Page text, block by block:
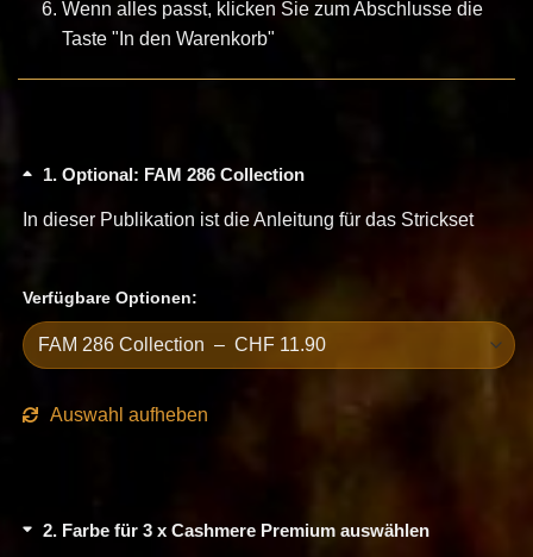
Wenn alles passt, klicken Sie zum Abschlusse die
Taste "In den Warenkorb"
1 Optional: FAM 286 Collection
In dieser Publikation ist die Anleitung für das Strickset
Verfügbare Optionen:
Auswahl aufheben
2 Farbe für 3 x Cashmere Premium auswählen